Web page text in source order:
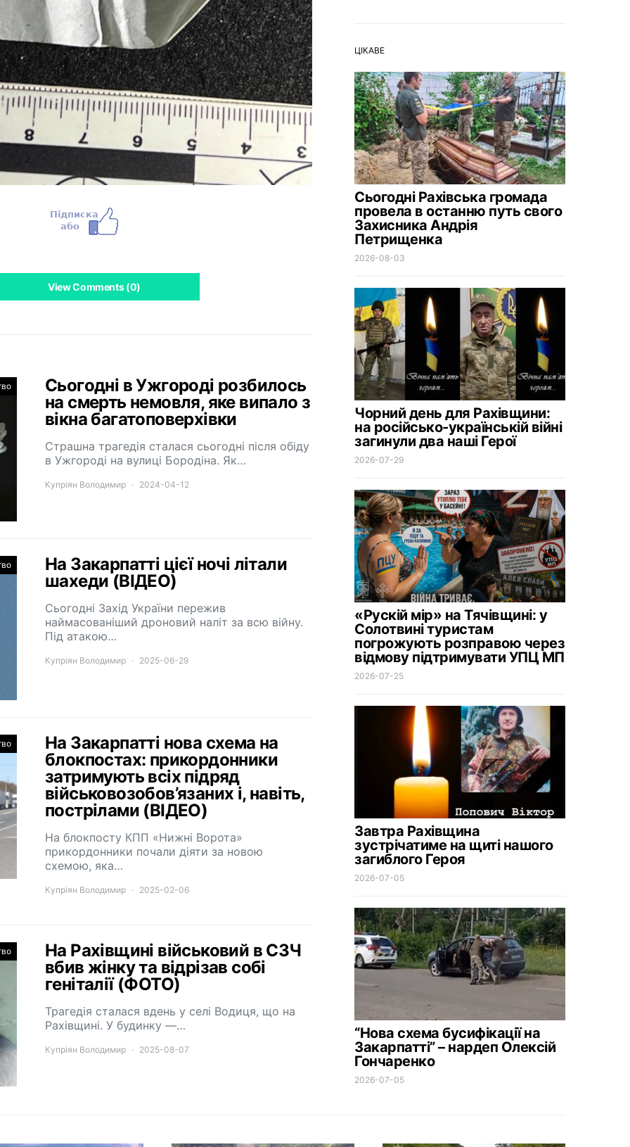
View Comments (0)
Сьогодні в Ужгороді розбилось
на смерть немовля, яке випало з
вікна багатоповерхівки
Страшна трагедія сталася сьогодні після обіду
в Ужгороді на вулиці Бородіна. Як…
Купріян Володимир 2024-04-12
На Закарпатті цієї ночі літали
шахеди (ВІДЕО)
Сьогодні Захід України пережив
наймасованіший дроновий наліт за всю війну.
Під атакою…
Купріян Володимир 2025-06-29
На Закарпатті нова схема на
блокпостах: прикордонники
затримують всіх підряд
військовозобов’язаних і, навіть,
пострілами (ВІДЕО)
На блокпосту КПП «Нижні Ворота»
прикордонники почали діяти за новою
схемою, яка…
Купріян Володимир 2025-02-06
На Рахівщині військовий в СЗЧ
вбив жінку та відрізав собі
геніталії (ФОТО)
Трагедія сталася вдень у селі Водиця, що на
Рахівщині. У будинку —…
Купріян Володимир 2025-08-07
ЦІКАВЕ
Сьогодні Рахівська громада
провела в останню путь свого
Захисника Андрія
Петрищенка
2026-08-03
Чорний день для Рахівщини:
на російсько-українській війні
загинули два наші Герої
2026-07-29
«Рускій мір» на Тячівщині: у
Солотвині туристам
погрожують розправою через
відмову підтримувати УПЦ МП
2026-07-25
Завтра Рахівщина
зустрічатиме на щиті нашого
загиблого Героя
2026-07-05
“Нова схема бусифікації на
Закарпатті” – нардеп Олексій
Гончаренко
2026-07-05